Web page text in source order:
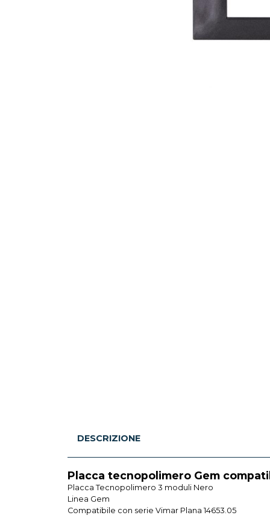
DESCRIZIONE
Placca tecnopolimero Gem
Placca Tecnopolimero 3 moduli Nero
Linea Gem
Compatibile con serie Vimar Plana 14653.05